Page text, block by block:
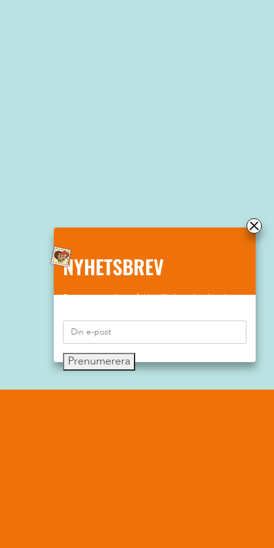
NYHETSBREV
Prenumerera gärna på Aktiv Skolas nyhetsbrev!
Prenumerera